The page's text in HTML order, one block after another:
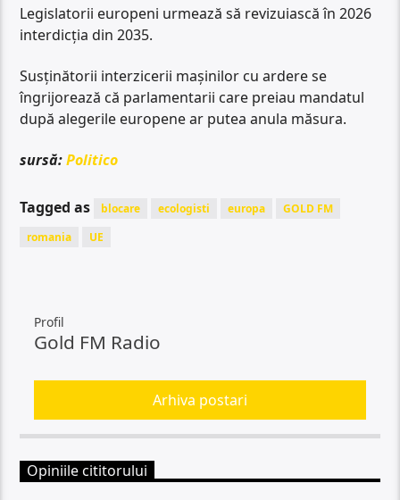
Legislatorii europeni urmează să revizuiască în 2026
interdicția din 2035.
Susținătorii interzicerii mașinilor cu ardere se
îngrijorează că parlamentarii care preiau mandatul
după alegerile europene ar putea anula măsura.
sursă:Politico
Tagged as blocare ecologisti europa
GOLD FM
romania
UE
Profil
Gold FM Radio
Arhiva postari
Opiniile cititorului